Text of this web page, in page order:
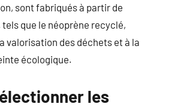
sont fabriqués à partir de
que le néoprène recyclé,
valorisation des déchets et à la
écologique.
les